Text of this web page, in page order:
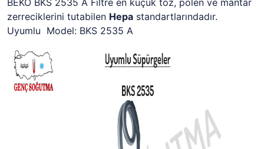
BEKO BKS 2535 A Filtre en küçük toz, polen ve mantar
zerreciklerini tutabilen Hepa standartlarındadır.
Uyumlu Model: BKS 2535 A